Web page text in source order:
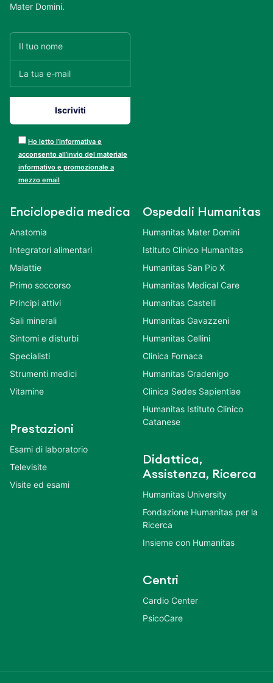
Mater Domini.
Ho letto l’informativa e
acconsento all’invio del materiale
informativo e promozionale a
mezzo email
Enciclopedia medica
Anatomia
Integratori alimentari
Malattie
Primo soccorso
Principi attivi
Sali minerali
Sintomi e disturbi
Specialisti
Strumenti medici
Vitamine
Prestazioni
Esami di laboratorio
Televisite
Visite ed esami
Ospedali Humanitas
Humanitas Mater Domini
Istituto Clinico Humanitas
Humanitas San Pio X
Humanitas Medical Care
Humanitas Castelli
Humanitas Gavazzeni
Humanitas Cellini
Clinica Fornaca
Humanitas Gradenigo
Clinica Sedes Sapientiae
Humanitas Istituto Clinico
Catanese
Didattica,
Assistenza, Ricerca
Humanitas University
Fondazione Humanitas per la
Ricerca
Insieme con Humanitas
Centri
Cardio Center
PsicoCare